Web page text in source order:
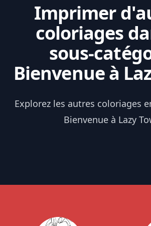
Imprimer
coloriages
sous-
Bienvenue à
Explorez les autres coloriages
Bienvenue à Lazy